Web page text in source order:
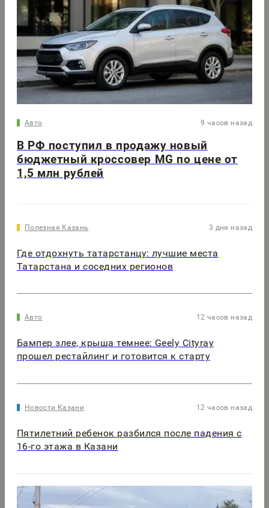
Авто 9 часов назад
В РФ поступил в продажу новый
бюджетный кроссовер MG по цене от
1,5 млн рублей
Полезная Казань 3 дня назад
Где отдохнуть татарстанцу: лучшие места
Татарстана и соседних регионов
Авто 12 часов назад
Бампер злее, крыша темнее: Geely Cityray
прошел рестайлинг и готовится к старту
Новости Казани 12 часов назад
Пятилетний ребенок разбился после падения с
16-го этажа в Казани